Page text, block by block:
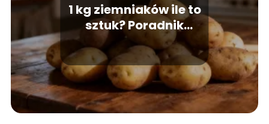
1 kg ziemniaków ile to
sztuk? Poradnik
przeliczeniowy